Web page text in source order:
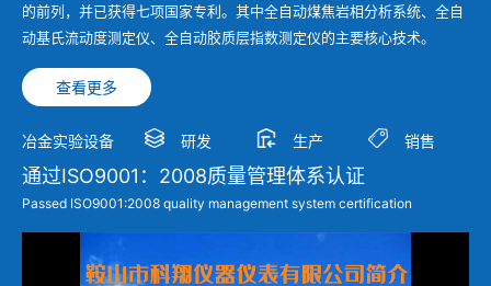
工业分析、测硫仪等
的前列，并已获得七项国家专利。其中全自动煤焦岩相分析系统、全自
动基氏流动度测定仪、全自动胶质层指数测定仪的主要核心技术。
查看更多
冶金实验设备 研发 生产 销售
通过ISO9001：2008质量管理体系认证
Passed ISO9001:2008 quality management system certification